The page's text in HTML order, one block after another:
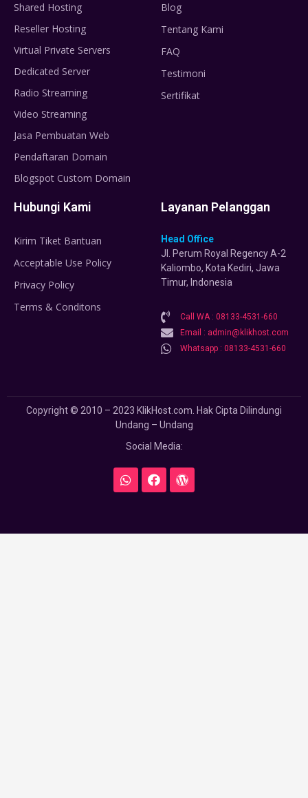
Shared Hosting
Reseller Hosting
Virtual Private Servers
Dedicated Server
Radio Streaming
Video Streaming
Jasa Pembuatan Web
Pendaftaran Domain
Blogspot Custom Domain
Blog
Tentang Kami
FAQ
Testimoni
Sertifikat
Hubungi Kami
Kirim Tiket Bantuan
Acceptable Use Policy
Privacy Policy
Terms & Conditons
Layanan Pelanggan
Head Office
Jl. Perum Royal Regency A-2
Kaliombo, Kota Kediri, Jawa
Timur, Indonesia
Call WA : 08133-4531-660
Email : admin@klikhost.com
Whatsapp : 08133-4531-660
Copyright © 2010 – 2023 KlikHost.com. Hak Cipta Dilindungi
Undang – Undang
Social Media: